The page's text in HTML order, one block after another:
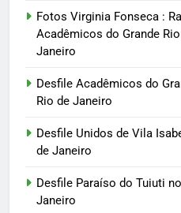
Fotos Virginia Fonseca :
Acadêmicos do Grande
Janeiro
Desfile Acadêmicos do
Rio de Janeiro
Desfile Unidos de Vila
de Janeiro
Desfile Paraíso do Tuiuti
Janeiro